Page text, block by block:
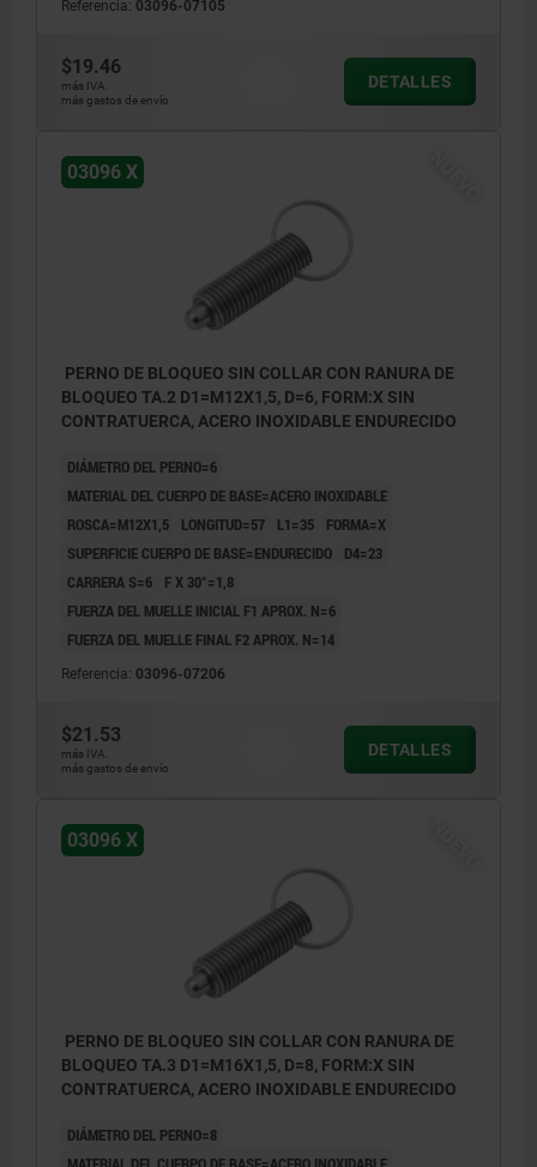
Referencia: 03096-07105
$19.46
más IVA.
más gastos de envío
DETALLES
03096 X
PERNO DE BLOQUEO SIN COLLAR CON RANURA DE
BLOQUEO TA.2 D1=M12X1,5, D=6, FORM:X SIN
CONTRATUERCA, ACERO INOXIDABLE ENDURECIDO
DIÁMETRO DEL PERNO=6
MATERIAL DEL CUERPO DE BASE=ACERO INOXIDABLE
ROSCA=M12X1,5
LONGITUD=57 L1=35
FORMA=X
SUPERFICIE CUERPO DE BASE=ENDURECIDO
D4=23
CARRERA S=6
F X 30°=1,8
FUERZA DEL MUELLE INICIAL F1 APROX. N=6
FUERZA DEL MUELLE FINAL F2 APROX. N=14
Referencia: 03096-07206
$21.53
más IVA.
más gastos de envío
DETALLES
03096 X
PERNO DE BLOQUEO SIN COLLAR CON RANURA DE
BLOQUEO TA.3 D1=M16X1,5, D=8, FORM:X SIN
CONTRATUERCA, ACERO INOXIDABLE ENDURECIDO
DIÁMETRO DEL PERNO=8